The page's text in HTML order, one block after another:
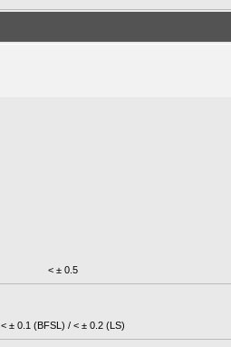
< ± 0.5
< ± 0.1 (BFSL) / < ± 0.2 (LS)